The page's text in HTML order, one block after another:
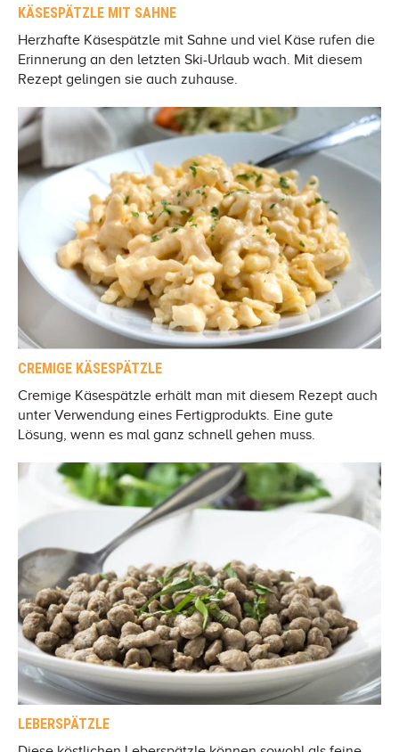
KÄSESPÄTZLE MIT SAHNE
Herzhafte Käsespätzle mit Sahne und viel Käse rufen die
Erinnerung an den letzten Ski-Urlaub wach. Mit diesem
Rezept gelingen sie auch zuhause.
CREMIGE KÄSESPÄTZLE
Cremige Käsespätzle erhält man mit diesem Rezept auch
unter Verwendung eines Fertigprodukts. Eine gute
Lösung, wenn es mal ganz schnell gehen muss.
LEBERSPÄTZLE